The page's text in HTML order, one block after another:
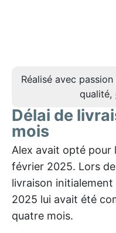
Réalisé avec
qualité,
Délai de
mois
Alex avait opté pour
février 2025. Lors
livraison
2025 lui avait été
quatre mois.